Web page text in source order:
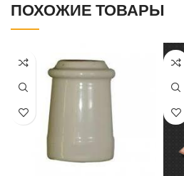
ПОХОЖИЕ ТОВАРЫ